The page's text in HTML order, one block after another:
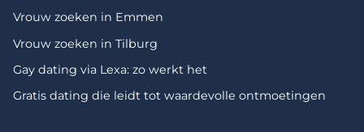
Vrouw zoeken in Emmen
Vrouw zoeken in Tilburg
Gay dating via Lexa: zo werkt het
Gratis dating die leidt tot waardevolle ontmoetingen